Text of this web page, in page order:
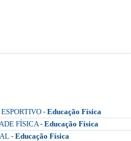
- Educação Física
FÍSICA - Educação Física
-Educação Física